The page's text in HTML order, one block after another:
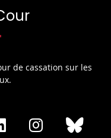
de cassation sur les
Share
Share